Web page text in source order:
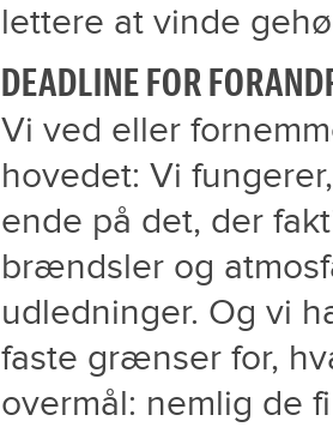
lettere at vinde
DEADLINE FOR
Vi ved eller
hovedet: Vi
ende på det, der
brændsler og
udledninger. Og vi
faste grænser for,
overmål: nemlig de